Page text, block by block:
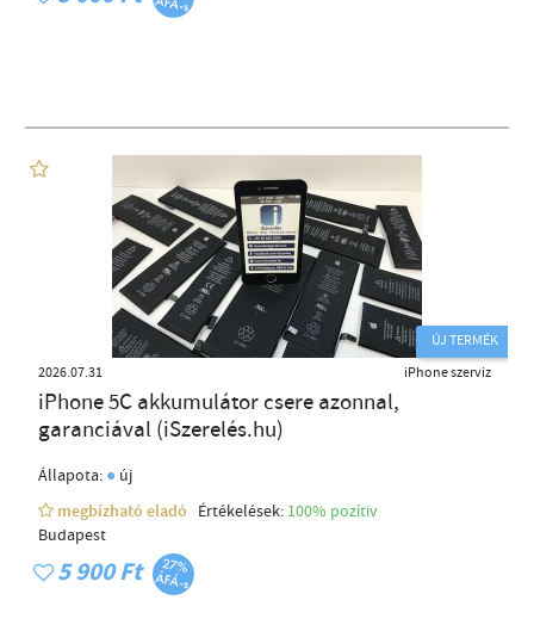
ÚJ TERMÉK
2026.07.31
iPhone szerviz
iPhone 5C akkumulátor csere azonnal,
garanciával (iSzerelés.hu)
Állapota: ● új
megbízható eladó
Értékelések: 100% pozítiv
Budapest
5 900 Ft